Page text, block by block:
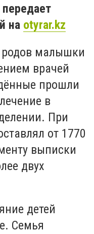
на otyrar.kz
малышки
врачей
прошли
в
При
от 1770
выписки
двух
детей
Семья